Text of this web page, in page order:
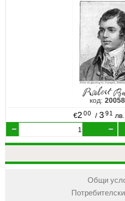
код:
€2 00 /3 91 лв.
Общи